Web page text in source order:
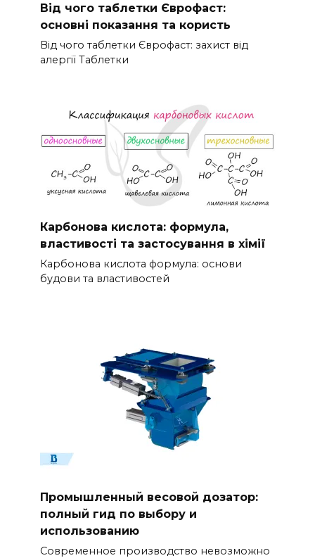
Від чого таблетки Єврофаст:
основні показання та користь
Від чого таблетки Єврофаст: захист від
алергії Таблетки
Карбонова кислота: формула,
властивості та застосування в хімії
Карбонова кислота формула: основи
будови та властивостей
Промышленный весовой дозатор:
полный гид по выбору и
использованию
Современное производство невозможно